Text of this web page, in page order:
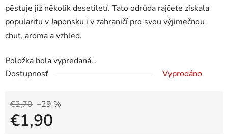
pěstuje již několik desetiletí. Tato odrůda rajčete získala
popularitu v Japonsku i v zahraničí pro svou výjimečnou
chuť, aroma a vzhled.
Položka bola vypredaná…
Dostupnosť
Vyprodáno
€2,70 –29 %
€1,90